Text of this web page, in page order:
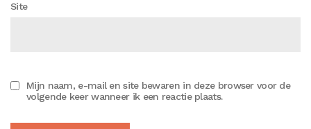
Site
Mijn naam, e-mail en site bewaren in deze browser voor de
volgende keer wanneer ik een reactie plaats.